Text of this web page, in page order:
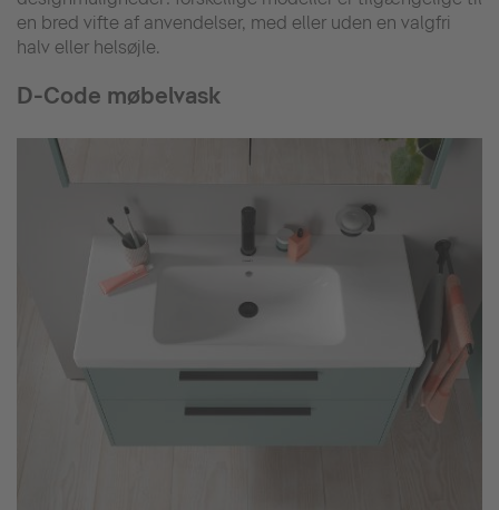
en bred vifte af anvendelser, med eller uden en valgfri
halv eller helsøjle.
D-Code møbelvask